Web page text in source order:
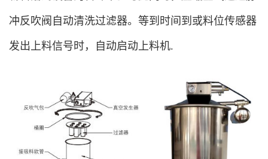
冲反吹阀自动清洗过滤器。等到时间到或料位传感器
发出上料信号时，自动启动上料机.